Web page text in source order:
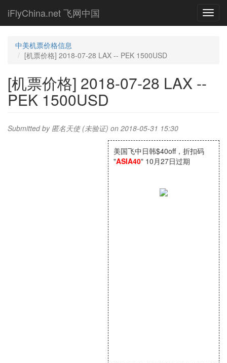
main
iFlyChina.net 飞网中国
中美机票价格信息
[机票价格] 2018-07-28 LAX -- PEK 1500USD
[机票价格] 2018-07-28 LAX --
PEK 1500USD
Submitted by 匿名天使 (未验证) on 2018-05-31 15:30
美国飞中日韩$40off，折扣码
"ASIA40" 10月27日过期